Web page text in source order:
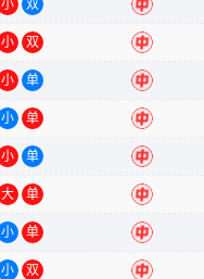
小 双 中
小 双 中
小 单 中
小 单 中
小 单 中
大 单 中
小 单 中
小 双 中